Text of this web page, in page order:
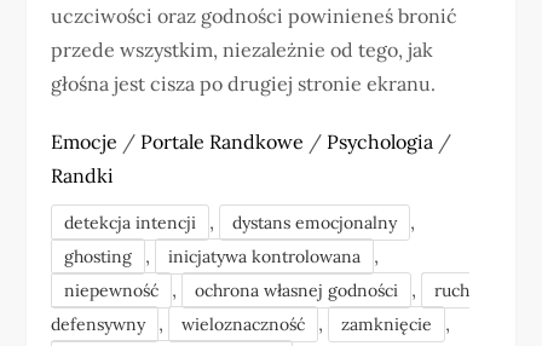
uczciwości oraz godności powinieneś bronić
przede wszystkim, niezależnie od tego, jak
głośna jest cisza po drugiej stronie ekranu.
Emocje / Portale Randkowe / Psychologia /
Randki
detekcja intencji , dystans emocjonalny ,
ghosting , inicjatywa kontrolowana ,
niepewność , ochrona własnej godności ,
ruch
defensywny
, wieloznaczność , zamknięcie ,